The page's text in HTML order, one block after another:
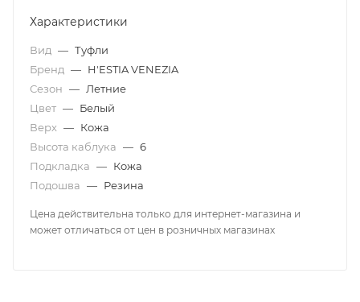
Характеристики
Вид — Туфли
Бренд — H'ESTIA VENEZIA
Сезон — Летние
Цвет — Белый
Верх — Кожа
Высота каблука — 6
Подкладка — Кожа
Подошва — Резина
Цена действительна только для интернет-магазина и
может отличаться от цен в розничных магазинах